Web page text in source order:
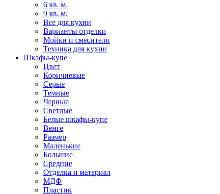
6 кв. м.
9 кв. м.
Все для кухни
Варианты отделки
Мойки и смесители
Техника для кухни
Шкафы-купе
Цвет
Коричневые
Серые
Темные
Черные
Светлые
Белые шкафы-купе
Венге
Размер
Маленькие
Большие
Средние
Отделка и материал
МДФ
Пластик